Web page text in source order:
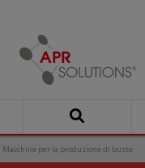
Macchine per la produzione di buste